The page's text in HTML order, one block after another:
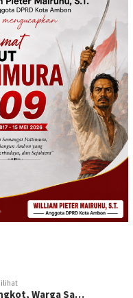
Warga Sa…